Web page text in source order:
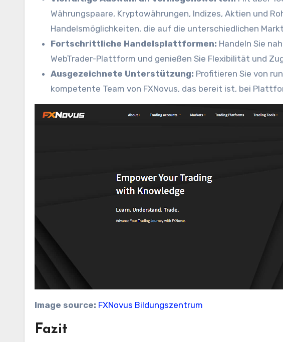
Währungspaare, Kryptowährungen, Indizes, Aktien und
Handelsmöglichkeiten, die auf die unterschiedlichen
Fortschrittliche Handelsplattformen: Handeln Sie
WebTrader-Plattform und genießen Sie Flexibilität und
Ausgezeichnete Unterstützung: Profitieren Sie von
kompetente Team von FXNovus, das bereit ist, bei
Image source: FXNovus Bildungszentrum
Fazit